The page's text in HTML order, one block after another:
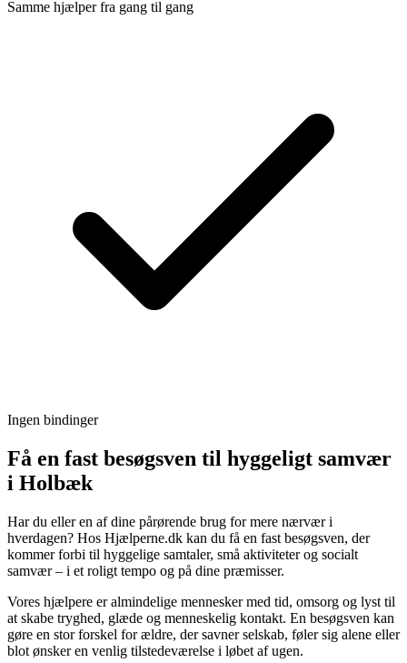
Samme hjælper fra gang til gang
Ingen bindinger
Få en fast besøgsven til hyggeligt samvær
i Holbæk
Har du eller en af dine pårørende brug for mere nærvær i
hverdagen? Hos Hjælperne.dk kan du få en fast besøgsven, der
kommer forbi til hyggelige samtaler, små aktiviteter og socialt
samvær – i et roligt tempo og på dine præmisser.
Vores hjælpere er almindelige mennesker med tid, omsorg og lyst til
at skabe tryghed, glæde og menneskelig kontakt. En besøgsven kan
gøre en stor forskel for ældre, der savner selskab, føler sig alene eller
blot ønsker en venlig tilstedeværelse i løbet af ugen.